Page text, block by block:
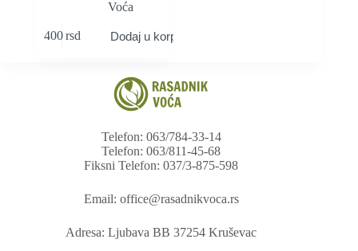
Voća
400rsd Dodaj u korpu
Telefon: 063/784-33-14
Telefon: 063/811-45-68
Fiksni Telefon: 037/3-875-598
Email: office@rasadnikvoca.rs
Adresa: Ljubava BB 37254 Kruševac